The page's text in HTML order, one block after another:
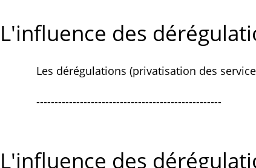
L'influence des
Les dérégulations (privatisation des
---------------------------------------------------
L'influence des